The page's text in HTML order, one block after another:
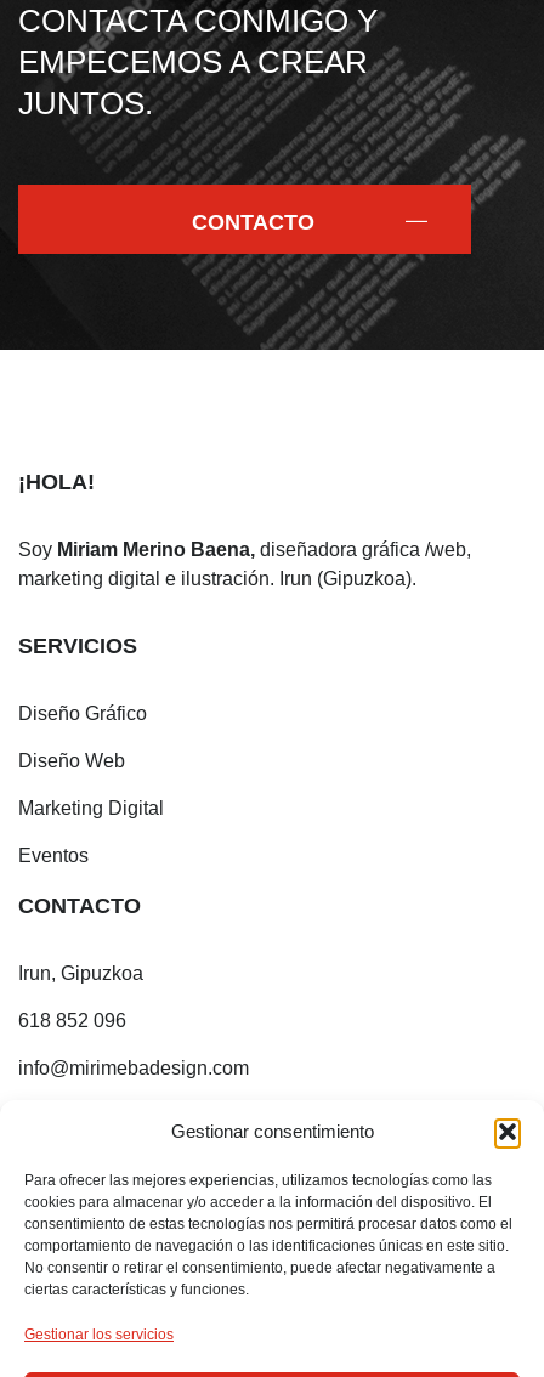
Gestionar consentimiento
Para ofrecer las mejores experiencias, utilizamos tecnologías como las
cookies para almacenar y/o acceder a la información del dispositivo. El
consentimiento de estas tecnologías nos permitirá procesar datos como el
comportamiento de navegación o las identificaciones únicas en este sitio.
No consentir o retirar el consentimiento, puede afectar negativamente a
ciertas características y funciones.
Gestionar los servicios
CONTACTA CONMIGO Y
EMPECEMOS A CREAR
JUNTOS.
CONTACTO
¡HOLA!
Soy Miriam Merino Baena, diseñadora gráfica /web,
marketing digital e ilustración. Irun (Gipuzkoa).
SERVICIOS
Diseño Gráfico
Diseño Web
Marketing Digital
Eventos
CONTACTO
Irun, Gipuzkoa
618 852 096
info@mirimebadesign.com
¡ESTOY EN INTERNET!
Sígueme en: